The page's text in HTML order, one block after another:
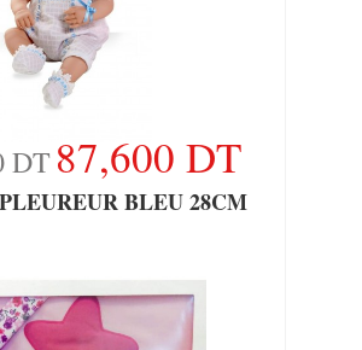
DT87,600 DT
BLEU 28CM